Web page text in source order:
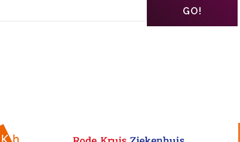
GO!